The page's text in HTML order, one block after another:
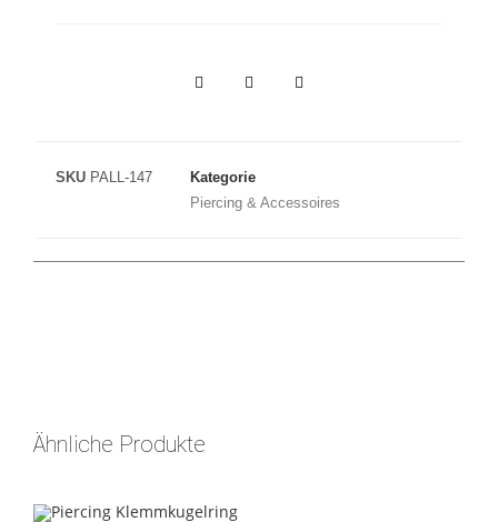
SKU PALL-147
Kategorie
Piercing & Accessoires
Ähnliche Produkte